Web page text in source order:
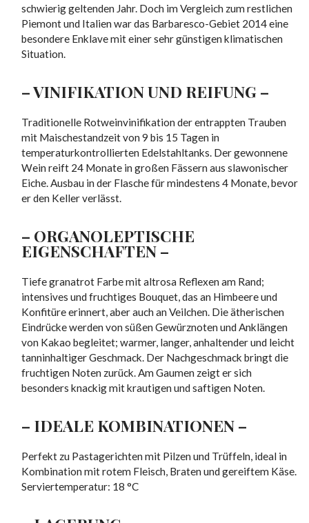
schwierig geltenden Jahr. Doch im Vergleich zum restlichen
Piemont und Italien war das Barbaresco-Gebiet 2014 eine
besondere Enklave mit einer sehr günstigen klimatischen
Situation.
– VINIFIKATION UND REIFUNG –
Traditionelle Rotweinvinifikation der entrappten Trauben
mit Maischestandzeit von 9 bis 15 Tagen in
temperaturkontrollierten Edelstahltanks. Der gewonnene
Wein reift 24 Monate in großen Fässern aus slawonischer
Eiche. Ausbau in der Flasche für mindestens 4 Monate, bevor
er den Keller verlässt.
– ORGANOLEPTISCHE
EIGENSCHAFTEN –
Tiefe granatrot Farbe mit altrosa Reflexen am Rand;
intensives und fruchtiges Bouquet, das an Himbeere und
Konfitüre erinnert, aber auch an Veilchen. Die ätherischen
Eindrücke werden von süßen Gewürznoten und Anklängen
von Kakao begleitet; warmer, langer, anhaltender und leicht
tanninhaltiger Geschmack. Der Nachgeschmack bringt die
fruchtigen Noten zurück. Am Gaumen zeigt er sich
besonders knackig mit krautigen und saftigen Noten.
– IDEALE KOMBINATIONEN –
Perfekt zu Pastagerichten mit Pilzen und Trüffeln, ideal in
Kombination mit rotem Fleisch, Braten und gereiftem Käse.
Serviertemperatur: 18 °C